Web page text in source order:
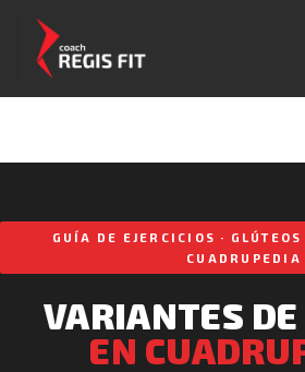
Saltar
GUÍA DE EJERCICIOS ·
CUADRUPEDIA
VARIANTES DE
EN